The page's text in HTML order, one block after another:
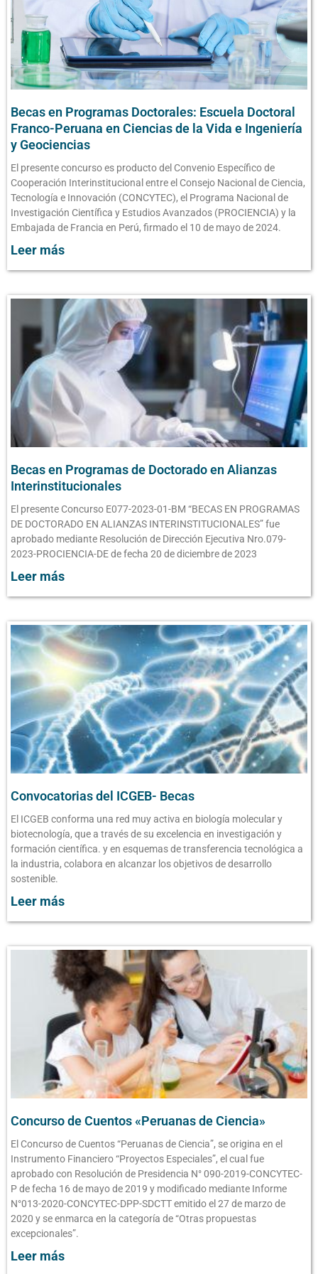
Becas en Programas Doctorales: Escuela Doctoral
Franco-Peruana en Ciencias de la Vida e Ingeniería
y Geociencias
El presente concurso es producto del Convenio Específico de
Cooperación Interinstitucional entre el Consejo Nacional de Ciencia,
Tecnología e Innovación (CONCYTEC), el Programa Nacional de
Investigación Científica y Estudios Avanzados (PROCIENCIA) y la
Embajada de Francia en Perú, firmado el 10 de mayo de 2024.
Leer más
Becas en Programas de Doctorado en Alianzas
Interinstitucionales
El presente Concurso E077-2023-01-BM “BECAS EN PROGRAMAS
DE DOCTORADO EN ALIANZAS INTERINSTITUCIONALES” fue
aprobado mediante Resolución de Dirección Ejecutiva Nro.079-
2023-PROCIENCIA-DE de fecha 20 de diciembre de 2023
Leer más
Convocatorias del ICGEB- Becas
El ICGEB conforma una red muy activa en biología molecular y
biotecnología, que a través de su excelencia en investigación y
formación científica. y en esquemas de transferencia tecnológica a
la industria, colabora en alcanzar los objetivos de desarrollo
sostenible.
Leer más
Concurso de Cuentos «Peruanas de Ciencia»
El Concurso de Cuentos “Peruanas de Ciencia”, se origina en el
Instrumento Financiero “Proyectos Especiales”, el cual fue
aprobado con Resolución de Presidencia N° 090-2019-CONCYTEC-
P de fecha 16 de mayo de 2019 y modificado mediante Informe
N°013-2020-CONCYTEC-DPP-SDCTT emitido el 27 de marzo de
2020 y se enmarca en la categoría de “Otras propuestas
excepcionales”.
Leer más